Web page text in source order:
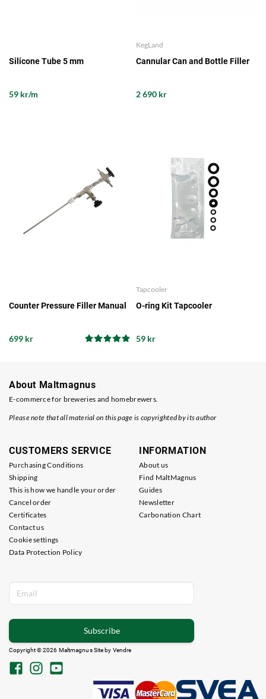
Silicone Tube 5 mm
59 kr/m
KegLand
Cannular Can and Bottle Filler
2 690 kr
Counter Pressure Filler Manual
699 kr
Tapcooler
O-ring Kit Tapcooler
59 kr
About Maltmagnus
E-commerce for breweries and homebrewers.
Please note that all material on this page is copyrighted by its author
CUSTOMERS SERVICE
Purchasing Conditions
Shipping
This is how we handle your order
Cancel order
Certificates
Contact us
Cookie settings
Data Protection Policy
INFORMATION
About us
Find MaltMagnus
Guides
Newsletter
Carbonation Chart
Subscribe
Copyright © 2026 Maltmagnus Site by Vendre